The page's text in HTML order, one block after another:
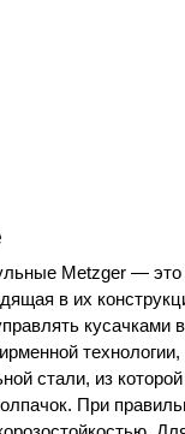
Metzger —
в их
стали, из
При